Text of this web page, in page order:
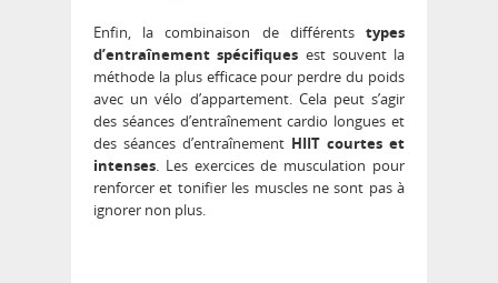
Enfin, la combinaison de différents types
d’entraînement spécifiques est souvent la
méthode la plus efficace pour perdre du poids
avec un vélo d’appartement. Cela peut s’agir
des séances d’entraînement cardio longues et
des séances d’entraînement HIIT courtes et
intenses. Les exercices de musculation pour
renforcer et tonifier les muscles ne sont pas à
ignorer non plus.